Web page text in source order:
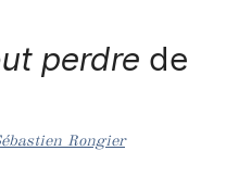
perdre de
Rongier